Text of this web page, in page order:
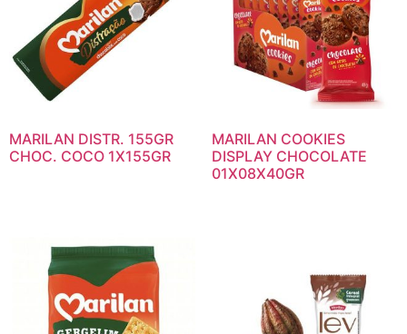
MARILAN DISTR. 155GR
CHOC. COCO 1X155GR
MARILAN COOKIES
DISPLAY CHOCOLATE
01X08X40GR